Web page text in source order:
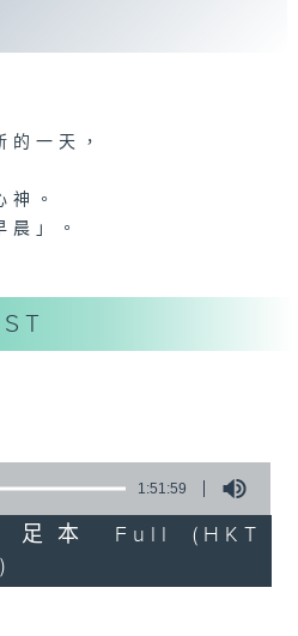
的一天，
神。
晨」。
1:51:59
足本 Full (HKT